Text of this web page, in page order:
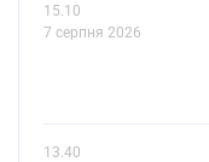
15.10
7 серпня 2026
13.40